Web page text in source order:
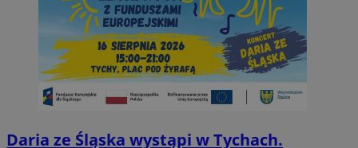
Daria ze Śląska wystąpi w Tychach.